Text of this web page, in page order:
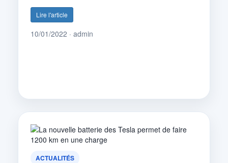
Lire l'article
10/01/2022 · admin
ACTUALITÉS